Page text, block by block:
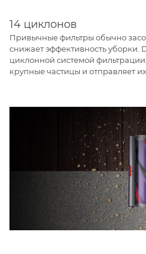
14 циклонов
Привычные фильтры обычно
снижает эффективность уборки.
циклонной системой
крупные частицы и отправляет